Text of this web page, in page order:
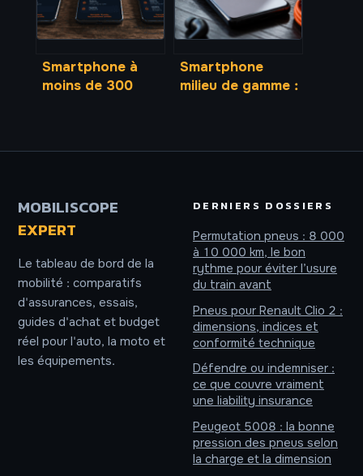
Smartphone à
moins de 300
Smartphone
milieu de gamme :
MOBILISCOPE
EXPERT
Le tableau de bord de la
mobilité : comparatifs
d'assurances, essais,
guides d'achat et budget
réel pour l'auto, la moto et
les équipements.
DERNIERS DOSSIERS
Permutation pneus : 8 000
à 10 000 km, le bon
rythme pour éviter l’usure
du train avant
Pneus pour Renault Clio 2 :
dimensions, indices et
conformité technique
Défendre ou indemniser :
ce que couvre vraiment
une liability insurance
Peugeot 5008 : la bonne
pression des pneus selon
la charge et la dimension